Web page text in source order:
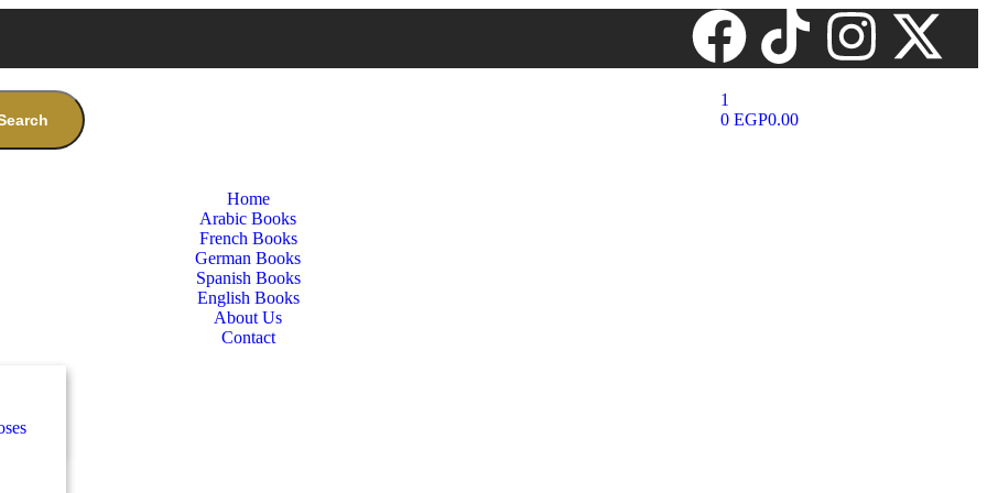
1
0 EGP0.00
Home
Arabic Books
French Books
German Books
Spanish Books
English Books
About Us
Contact